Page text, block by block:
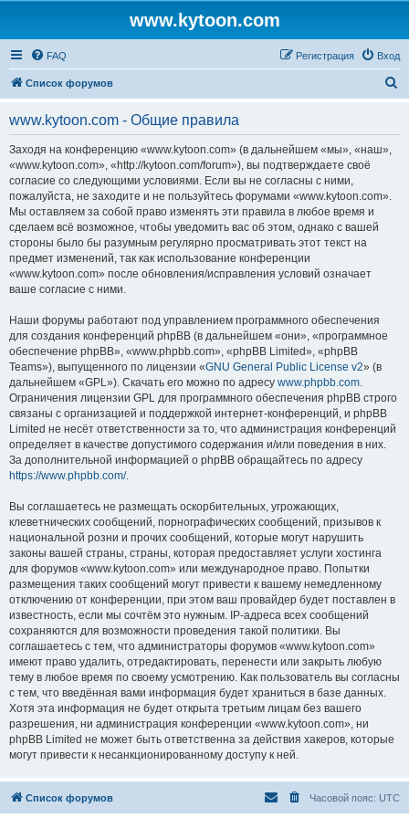
www.kytoon.com
FAQ Вход
Регистрация
Список форумов
www.kytoon.com - Общие правила
Заходя на конференцию «www.kytoon.com» (в дальнейшем «мы», «наш»,
«www.kytoon.com», «http://kytoon.com/forum»), вы подтверждаете своё
согласие со следующими условиями. Если вы не согласны с ними,
пожалуйста, не заходите и не пользуйтесь форумами «www.kytoon.com».
Мы оставляем за собой право изменять эти правила в любое время и
сделаем всё возможное, чтобы уведомить вас об этом, однако с вашей
стороны было бы разумным регулярно просматривать этот текст на
предмет изменений, так как использование конференции
«www.kytoon.com» после обновления/исправления условий означает
ваше согласие с ними.
Наши форумы работают под управлением программного обеспечения
для создания конференций phpBB (в дальнейшем «они», «программное
обеспечение phpBB», «www.phpbb.com», «phpBB Limited», «phpBB
Teams»), выпущенного по лицензии «GNU General Public License v2» (в
дальнейшем «GPL»). Скачать его можно по адресу www.phpbb.com.
Ограничения лицензии GPL для программного обеспечения phpBB строго
связаны с организацией и поддержкой интернет-конференций, и phpBB
Limited не несёт ответственности за то, что администрация конференций
определяет в качестве допустимого содержания и/или поведения в них.
За дополнительной информацией о phpBB обращайтесь по адресу
https://www.phpbb.com/.
Вы соглашаетесь не размещать оскорбительных, угрожающих,
клеветнических сообщений, порнографических сообщений, призывов к
национальной розни и прочих сообщений, которые могут нарушить
законы вашей страны, страны, которая предоставляет услуги хостинга
для форумов «www.kytoon.com» или международное право. Попытки
размещения таких сообщений могут привести к вашему немедленному
отключению от конференции, при этом ваш провайдер будет поставлен в
известность, если мы сочтём это нужным. IP-адреса всех сообщений
сохраняются для возможности проведения такой политики. Вы
соглашаетесь с тем, что администраторы форумов «www.kytoon.com»
имеют право удалить, отредактировать, перенести или закрыть любую
тему в любое время по своему усмотрению. Как пользователь вы согласны
с тем, что введённая вами информация будет храниться в базе данных.
Хотя эта информация не будет открыта третьим лицам без вашего
разрешения, ни администрация конференции «www.kytoon.com», ни
phpBB Limited не может быть ответственна за действия хакеров, которые
могут привести к несанкционированному доступу к ней.
Список форумов Часовой пояс: UTC